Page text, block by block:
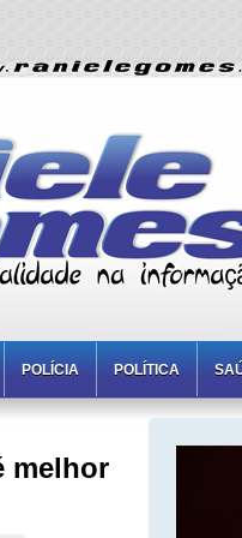
POLÍCIA POLÍTICA
melhor